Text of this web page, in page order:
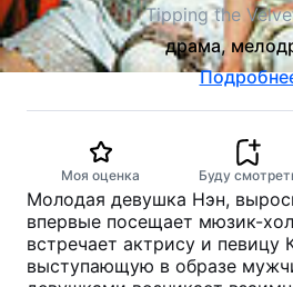
Tipping the
драма,
Моя оценка Буду
Молодая девушка Нэн,
впервые посещает мюзик-
встречает актрису и певицу
выступающую в образе